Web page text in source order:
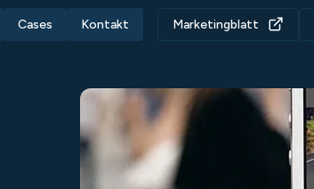
Cases Kontakt Marketingblatt